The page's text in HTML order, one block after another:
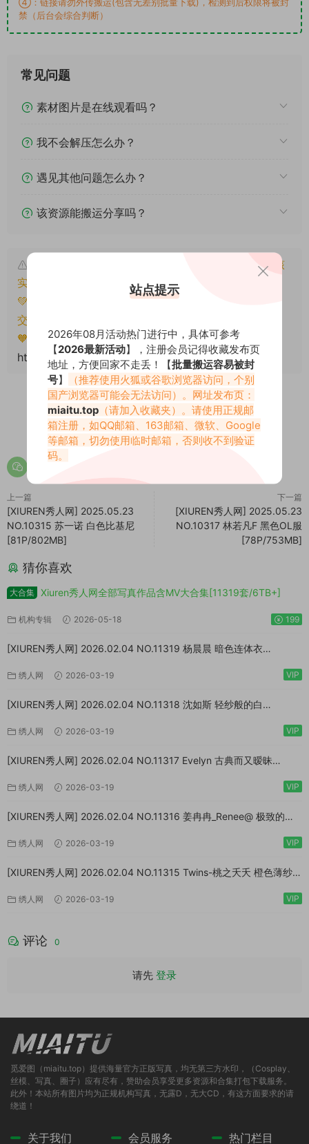
禁（后台会综合判断）
常见问题
素材图片是在线观看吗？
我不会解压怎么办？
遇见其他问题怎么办？
该资源能搬运分享吗？
本文资源仅供个人参考学习，请勿批量搬运，一经核
实将封禁账号权限！
💚本文资源均来源网友分享，若侵犯了您的权益可以提
交工单处理。
🧡转载请注明出处！原文链接：
https://www.miaitu.cc/77355.html
0 0
上一篇
[XIUREN秀人网] 2025.05.23
NO.10315 苏一诺 白色比基尼
[81P/802MB]
下一篇
[XIUREN秀人网] 2025.05.23
NO.10317 林若凡F 黑色OL服
[78P/753MB]
猜你喜欢
大合集 Xiuren秀人网全部写真作品含MV大合集[11319套/6TB+]
机构专辑 2026-05-18 199
[XIUREN秀人网] 2026.02.04 NO.11319 杨晨晨 暗色连体衣
绣人网 2026-03-19 VIP
[XIUREN秀人网] 2026.02.04 NO.11318 沈如斯 轻纱般的白
绣人网 2026-03-19 VIP
[XIUREN秀人网] 2026.02.04 NO.11317 Evelyn 古典而又暧昧
绣人网 2026-03-19 VIP
[XIUREN秀人网] 2026.02.04 NO.11316 姜冉冉_Renee@ 极致的反
绣人网 2026-03-19 VIP
[XIUREN秀人网] 2026.02.04 NO.11315 Twins-桃之夭夭 橙色薄纱
绣人网 2026-03-19 VIP
评论 0
请先 登录
觅爱图（miaitu.top）提供海量官方正版写真，均无第三方水印，（Cosplay、
丝模、写真、圈子）应有尽有，赞助会员享受更多资源和合集打包下载服务。
此外！本站所有图片均为正规机构写真，无露D，无大CD，有这方面要求的请
绕道！
关于我们 会员服务 热门栏目
站点提示
2026年08月活动热门进行中，具体可参考
【2026最新活动】，注册会员记得收藏发布页
地址，方便回家不走丢！【批量搬运容易被封
号】
（推荐使用火狐或谷歌浏览器访问，个别
国产浏览器可能会无法访问）。网址发布页：
miaitu.top （请加入收藏夹）。请使用正规邮
箱注册，如QQ邮箱、163邮箱、微软、Google
等邮箱，切勿使用临时邮箱，否则收不到验证
码。